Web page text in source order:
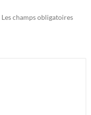
Les champs obligatoires